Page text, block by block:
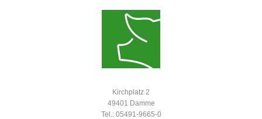
Kirchplatz 2
49401 Damme
Tel.: 05491-9665-0